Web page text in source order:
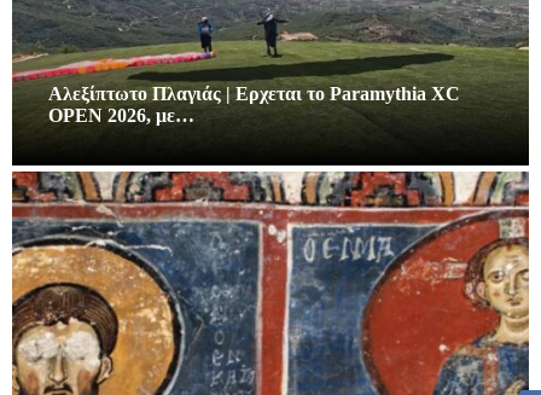
Αλεξίπτωτο Πλαγιάς | Ερχεται το Paramythia XC
OPEN 2026, με…